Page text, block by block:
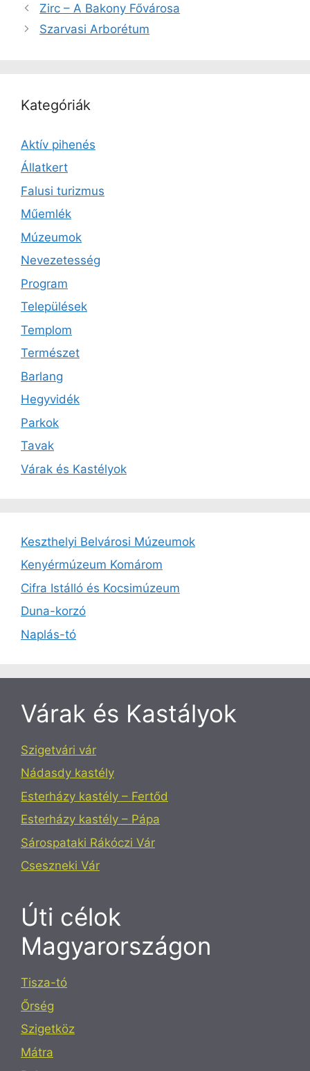
Zirc – A Bakony Fővárosa
Szarvasi Arborétum
Kategóriák
Aktív pihenés
Állatkert
Falusi turizmus
Műemlék
Múzeumok
Nevezetesség
Program
Települések
Templom
Természet
Barlang
Hegyvidék
Parkok
Tavak
Várak és Kastélyok
Keszthelyi Belvárosi Múzeumok
Kenyérmúzeum Komárom
Cifra Istálló és Kocsimúzeum
Duna-korzó
Naplás-tó
Várak és Kastályok
Szigetvári vár
Nádasdy kastély
Esterházy kastély – Fertőd
Esterházy kastély – Pápa
Sárospataki Rákóczi Vár
Cseszneki Vár
Úti célok
Magyarországon
Tisza-tó
Őrség
Szigetköz
Mátra